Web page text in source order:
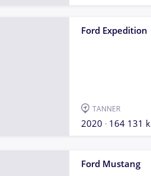
Ford Expedition
TANNER
2020 164 131
Ford Mustang